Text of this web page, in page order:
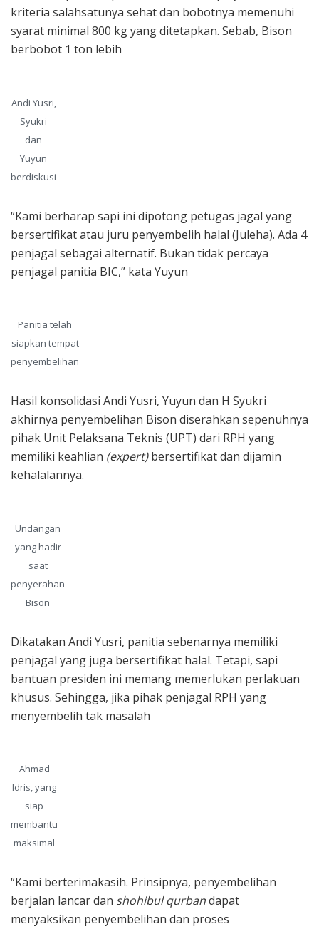
kriteria salahsatunya sehat dan bobotnya memenuhi
syarat minimal 800 kg yang ditetapkan. Sebab, Bison
berbobot 1 ton lebih
Andi Yusri,
Syukri
dan
Yuyun
berdiskusi
“Kami berharap sapi ini dipotong petugas jagal yang
bersertifikat atau juru penyembelih halal (Juleha). Ada 4
penjagal sebagai alternatif. Bukan tidak percaya
penjagal panitia BIC,” kata Yuyun
Panitia telah
siapkan tempat
penyembelihan
Hasil konsolidasi Andi Yusri, Yuyun dan H Syukri
akhirnya penyembelihan Bison diserahkan sepenuhnya
pihak Unit Pelaksana Teknis (UPT) dari RPH yang
memiliki keahlian (expert)bersertifikat dan dijamin
kehalalannya.
Undangan
yang hadir
saat
penyerahan
Bison
Dikatakan Andi Yusri, panitia sebenarnya memiliki
penjagal yang juga bersertifikat halal. Tetapi, sapi
bantuan presiden ini memang memerlukan perlakuan
khusus. Sehingga, jika pihak penjagal RPH yang
menyembelih tak masalah
Ahmad
Idris, yang
siap
membantu
maksimal
“Kami berterimakasih. Prinsipnya, penyembelihan
berjalan lancar dan shohibul qurbandapat
menyaksikan penyembelihan dan proses